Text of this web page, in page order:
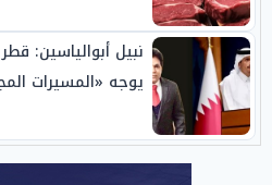
نبيل أبوالياسين:
يوجه «المسيرات